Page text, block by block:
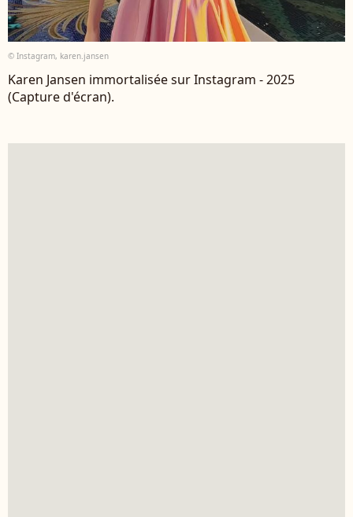
© Instagram, karen.jansen
Karen Jansen immortalisée sur Instagram - 2025
(Capture d'écran).